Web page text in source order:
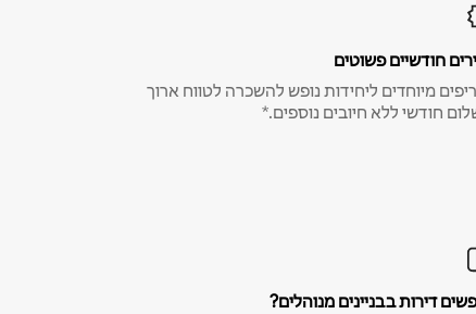
חודשיים פשוטים
מיוחדים ליחידות נופש להשכרה לטווח ארוך
חודשי ללא חיובים נוספים.*
דירות בבניינים מנוהלים?